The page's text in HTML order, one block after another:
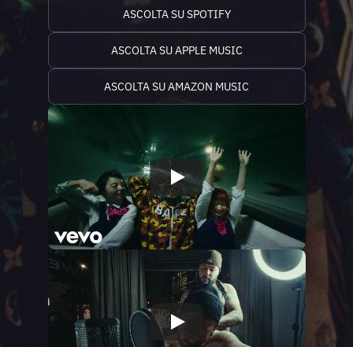
ASCOLTA SU SPOTIFY
ASCOLTA SU APPLE MUSIC
ASCOLTA SU AMAZON MUSIC